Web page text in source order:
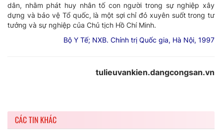
dân, nhằm phát huy nhân tố con người trong sự nghiệp xây
dựng và bảo vệ Tổ quốc, là một sợi chỉ đỏ xuyên suốt trong tư
tưởng và sự nghiệp của Chủ tịch Hồ Chí Minh.
Bộ Y Tế; NXB. Chính trị Quốc gia, Hà Nội, 1997
tulieuvankien.dangcongsan.vn
CÁC TIN KHÁC